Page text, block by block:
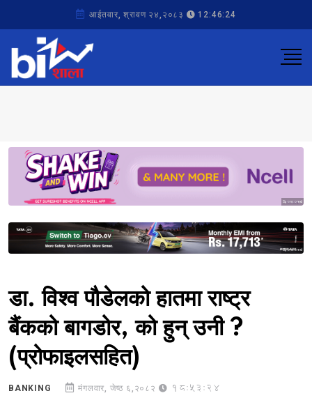
आईतवार, श्रावण २४,२०८३ 12:46:24
Sponsored
Sponsored
डा. विश्व पौडेलको हातमा राष्ट्र
बैंकको बागडोर, को हुन् उनी ?
(प्रोफाइलसहित)
BANKING मंगलवार, जेष्ठ ६,२०८२ 18:53:24